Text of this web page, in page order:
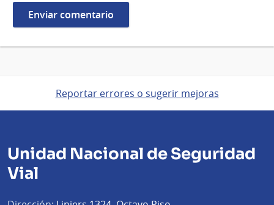
Reportar errores o sugerir mejoras
Unidad Nacional de Seguridad
Vial